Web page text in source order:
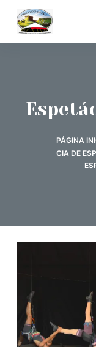
P
PÁGINA
CIA DE